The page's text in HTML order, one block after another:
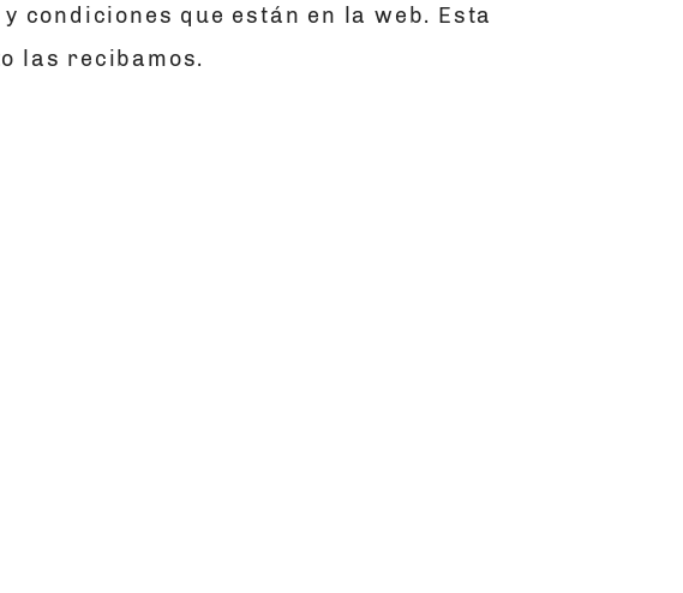
que están en la web. Esta
las recibamos.